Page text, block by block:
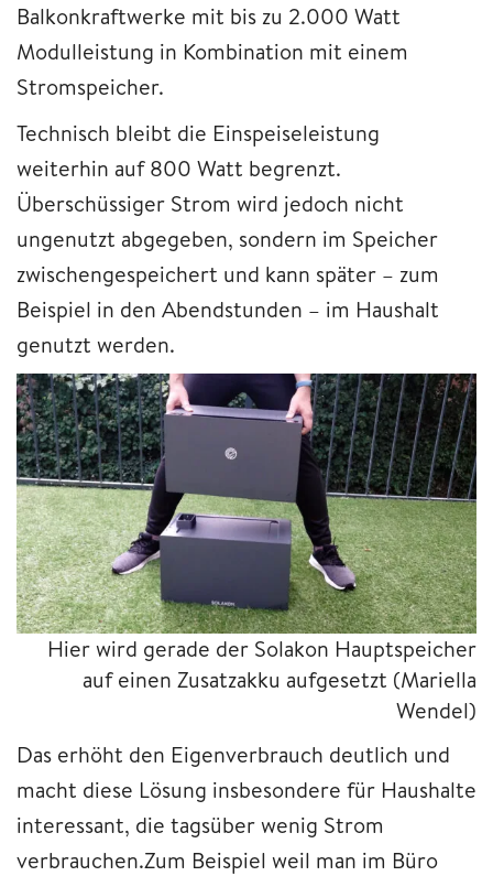
Balkonkraftwerke mit bis zu 2.000 Watt
Modulleistung in Kombination mit einem
Stromspeicher.
Technisch bleibt die Einspeiseleistung
weiterhin auf 800 Watt begrenzt.
Überschüssiger Strom wird jedoch nicht
ungenutzt abgegeben, sondern im Speicher
zwischengespeichert und kann später – zum
Beispiel in den Abendstunden – im Haushalt
genutzt werden.
Hier wird gerade der Solakon Hauptspeicher
auf einen Zusatzakku aufgesetzt (Mariella
Wendel)
Das erhöht den Eigenverbrauch deutlich und
macht diese Lösung insbesondere für Haushalte
interessant, die tagsüber wenig Strom
verbrauchen.Zum Beispiel weil man im Büro